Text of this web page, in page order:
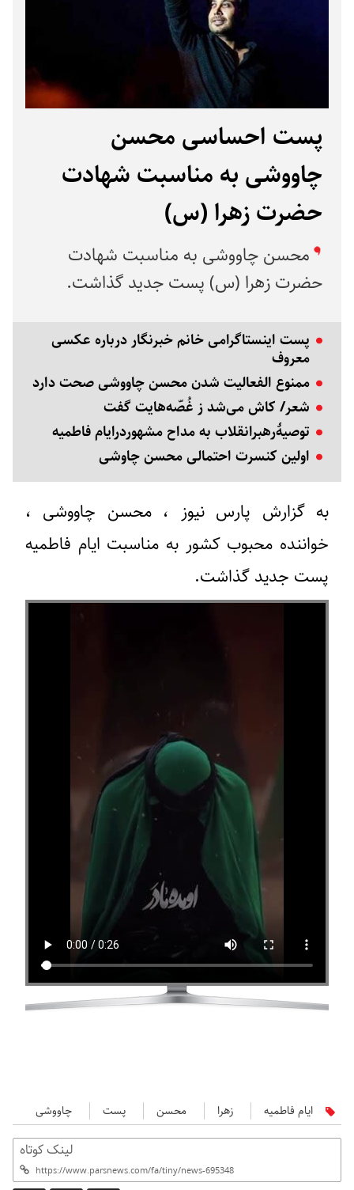
پست احساسی محسن
چاووشی به مناسبت شهادت
حضرت زهرا (س)
محسن چاووشی به مناسبت شهادت
حضرت زهرا (س) پست جدید گذاشت.
پست اینستاگرامی خانم خبرنگار درباره عکسی
معروف
ممنوع الفعالیت شدن محسن چاووشی صحت دارد
شعر/ کاش می‌شد ز غُصّه‌هایت گفت
توصیۀرهبرانقلاب به مداح مشهوردرایام فاطمیه
اولین کنسرت احتمالی محسن چاوشی
به گزارش پارس نیوز ، محسن چاووشی ،
خواننده محبوب کشور به مناسبت ایام فاطمیه
پست جدید گذاشت.
ایام فاطمیه زهرا محسن پست چاووشی
لینک کوتاه